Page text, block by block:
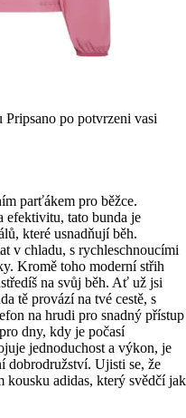
Pripsano po potvrzeni vasi
parťákem pro běžce.
efektivitu, tato bunda je
které usnadňují běh.
v chladu, s rychleschnoucími
Kromě toho moderní střih
na svůj běh. Ať už jsi
tě provází na tvé cestě, s
na hrudi pro snadný přístup
dny, kdy je počasí
jednoduchost a výkon, je
dobrodružství. Ujisti se, že
kousku adidas, který svědčí jak